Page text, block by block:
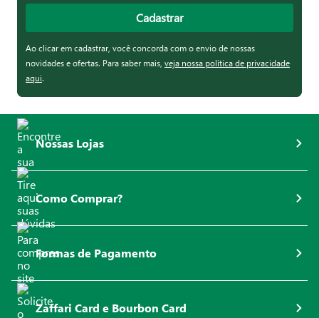
Cadastrar
Ao clicar em cadastrar, você concorda com o envio de nossas
novidades e ofertas. Para saber mais, veja nossa política de privacidade
aqui.
Nossas Lojas
Como Comprar?
Formas de Pagamento
Zaffari Card e Bourbon Card